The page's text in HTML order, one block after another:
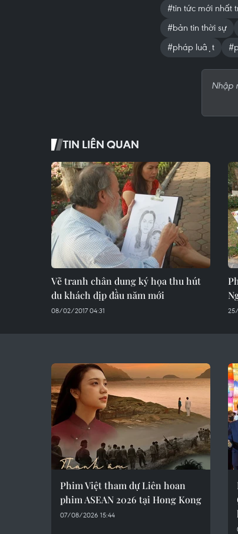
#tin tức mới nhất
#bản tin thời sự
#pháp luật
TIN LIÊN QUAN
Vẽ tranh chân dung ký họa thu hút
du khách dịp đầu năm mới
08/02/2017 04:31
Phim Việt tham dự Liên hoan
phim ASEAN 2026 tại Hong Kong
07/08/2026 15:44